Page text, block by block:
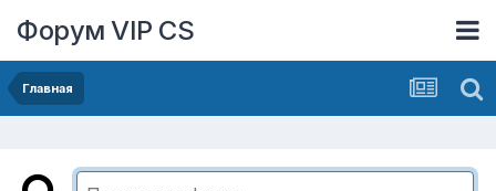
Форум VIP CS
Главная